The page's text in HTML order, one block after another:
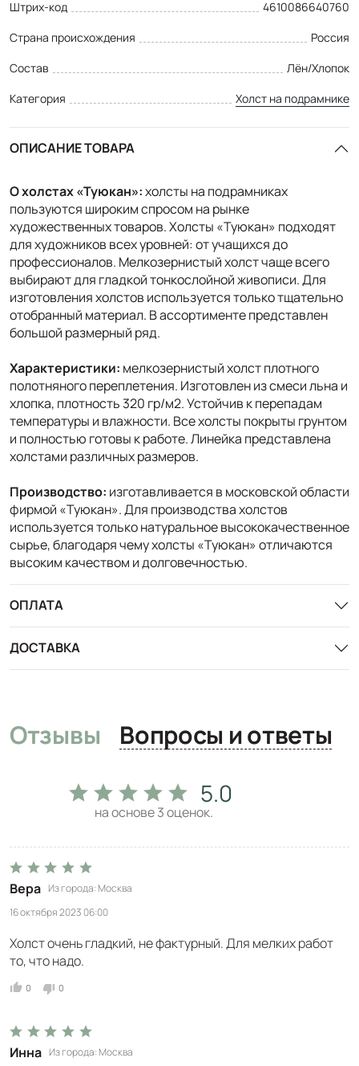
Штрих-код
4610086640760
Страна происхождения
Россия
Состав
Лён/Хлопок
Категория
Холст на подрамнике
ОПИСАНИЕ ТОВАРА
О холстах «Туюкан»:холсты на подрамниках
пользуются широким спросом на рынке
художественных товаров. Холсты «Туюкан» подходят
для художников всех уровней: от учащихся до
профессионалов. Мелкозернистый холст чаще всего
выбирают для гладкой тонкослойной живописи. Для
изготовления холстов используется только тщательно
отобранный материал. В ассортименте представлен
большой размерный ряд.
Характеристики: мелкозернистый холст плотного
полотняного переплетения. Изготовлен из смеси льна и
хлопка, плотность 320 гр/м2. Устойчив к перепадам
температуры и влажности. Все холсты покрыты грунтом
и полностью готовы к работе. Линейка представлена
холстами различных размеров.
Производство: изготавливается в московской области
фирмой «Туюкан». Для производства холстов
используется только натуральное высококачественное
сырье, благодаря чему холсты «Туюкан» отличаются
высоким качеством и долговечностью.
ОПЛАТА
ДОСТАВКА
Отзывы Вопросы и ответы
5.0
на основе3оценок.
Вера Из города Москва
16 октября 2023 06:00
Холст очень гладкий, не фактурный. Для мелких работ
то, что надо.
0 0
Инна Из города Москва